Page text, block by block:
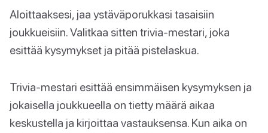
Aloittaaksesi, jaa ystäväporukkasi tasaisiin
joukkueisiin. Valitkaa sitten trivia-mestari, joka
esittää kysymykset ja pitää pistelaskua.
Trivia-mestari esittää ensimmäisen kysymyksen ja
jokaisella joukkueella on tietty määrä aikaa
keskustella ja kirjoittaa vastauksensa. Kun aika on